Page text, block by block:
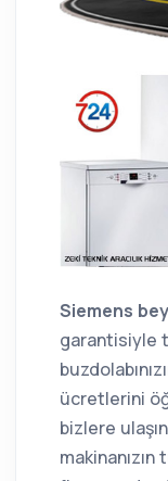
Siemens
garantisiyle
ücretlerini
bizlere
makinanızın